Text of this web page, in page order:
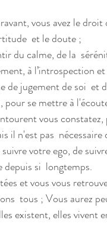
et le doute ;
à l’introspection
de jugement de soi  et
se mettre à
il n'est pas
si  longtemps.
tous ; Vous aurez
existent, elles vivent